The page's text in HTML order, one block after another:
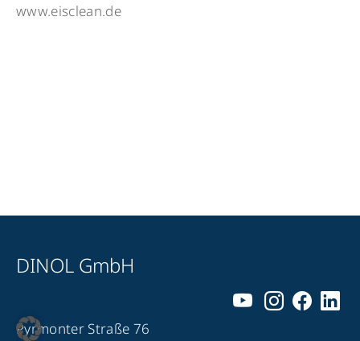
www.eisclean.de
DINOL GmbH
Pyrmonter Straße 76